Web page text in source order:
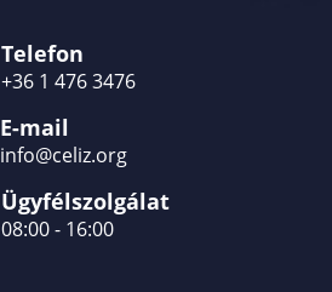
Telefon
+36 1 476 3476
E-mail
info@celiz.org
Ügyfélszolgálat
08:00 - 16:00